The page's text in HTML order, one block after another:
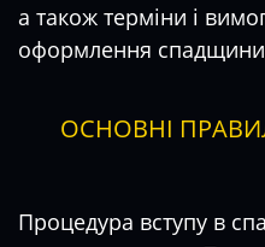
а також терміни і
оформлення
ОСНОВНІ
Процедура вступу в